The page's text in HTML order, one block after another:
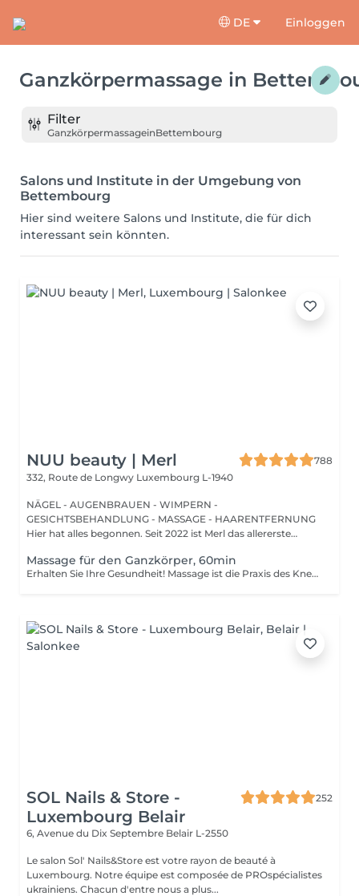
DE Einloggen
Ganzkörpermassage in
Filter
GanzkörpermassageinBettembourg
Salons und Institute in der Umgebung von
Bettembourg
Hier sind weitere Salons und Institute, die für dich
interessant sein könnten.
NUU beauty | Merl
788
332, Route de Longwy Luxembourg L-1940
NÄGEL - AUGENBRAUEN - WIMPERN -
GESICHTSBEHANDLUNG - MASSAGE - HAARENTFERNUNG
Hier hat alles begonnen. Seit 2022 ist Merl das allererste
Massage für den Ganzkörper, 60min
Erhalten Sie Ihre Gesundheit! Massage ist die Praxis des Knetens oder Bearbeitens der Muskeln und anderer Weichteile einer Person, um Stress zu reduzieren, Muskelschmerzen zu lindern, die Entspannung zu fördern und die Funktion des Immunsystems zu verbessern. Vorteile einer Ganzkörpermassage für die Gesundheit: - reduziert Stress - entspannend - verbessert die Durchblutung - verbessert das Immunsystem des Körpers Wie wird eine Ganzkörpermassage durchgeführt? - Kopf und Nacken werden massiert - Schultern und Rücken werden massiert - Hände und Arme werden massiert - Füße und Beine werden massiert - der Bauch wird massiert Altersbeschränkungen: es gibt keine Altersbeschränkungen für dieses Verfahren. Empfehlungen nach dem Eingriff: nach dem Eingriff 2-3 Stunden keinen Sport und plötzliche Bewegungen machen. Frequenz: 1-2 Mal pro Woche, insgesamt 10 Mal. Wiederholen Sie den Eingriff alle 3-6 Monate.
SOL Nails & Store -
Luxembourg Belair
252
6, Avenue du Dix Septembre Belair L-2550
Le salon Sol' Nails&Store est votre rayon de beauté à
Luxembourg. Notre équipe est composée de PROspécialistes
ukrainiens. Chacun d'entre nous a plus...